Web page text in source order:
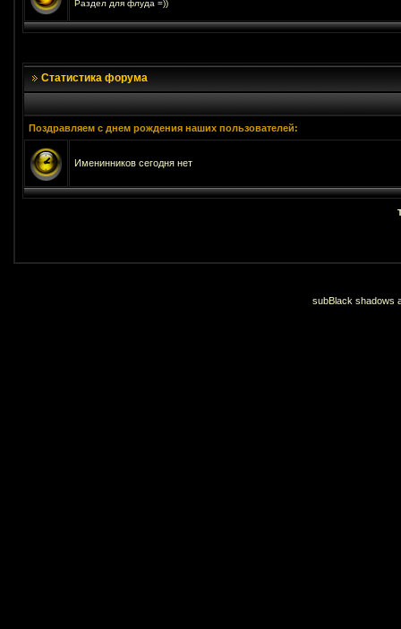
Раздел для флуда =))
Статистика форума
Поздравляем с днем рождения наших пользователей:
Именинников сегодня нет
subBlack shadows